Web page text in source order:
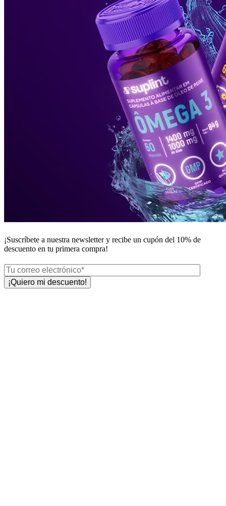
¡Suscríbete a nuestra newsletter y recibe un cupón del 10% de
descuento en tu primera compra!